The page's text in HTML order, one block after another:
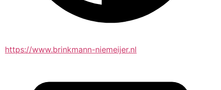
https://www.brinkmann-niemeijer.nl